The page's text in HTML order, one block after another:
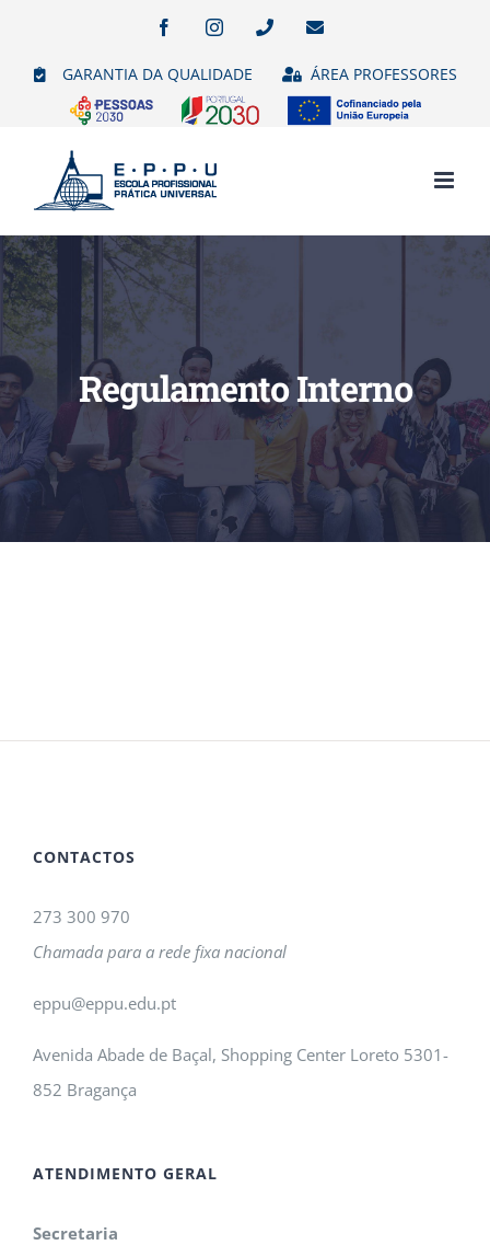
content
FacebookInstagramPhoneEmail
não
publicado)
GARANTIA DA QUALIDADE ÁREA PROFESSORES
Regulamento Interno
CONTACTOS
273 300 970
Chamada para a rede fixa nacional
eppu@eppu.edu.pt
Avenida Abade de Baçal, Shopping Center Loreto 5301-
852 Bragança
ATENDIMENTO GERAL
Secretaria